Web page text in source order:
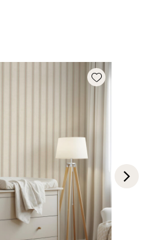
Add wishlist